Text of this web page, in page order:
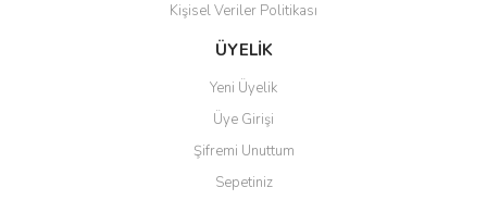
Kişisel Veriler Politikası
ÜYELİK
Yeni Üyelik
Üye Girişi
Şifremi Unuttum
Sepetiniz